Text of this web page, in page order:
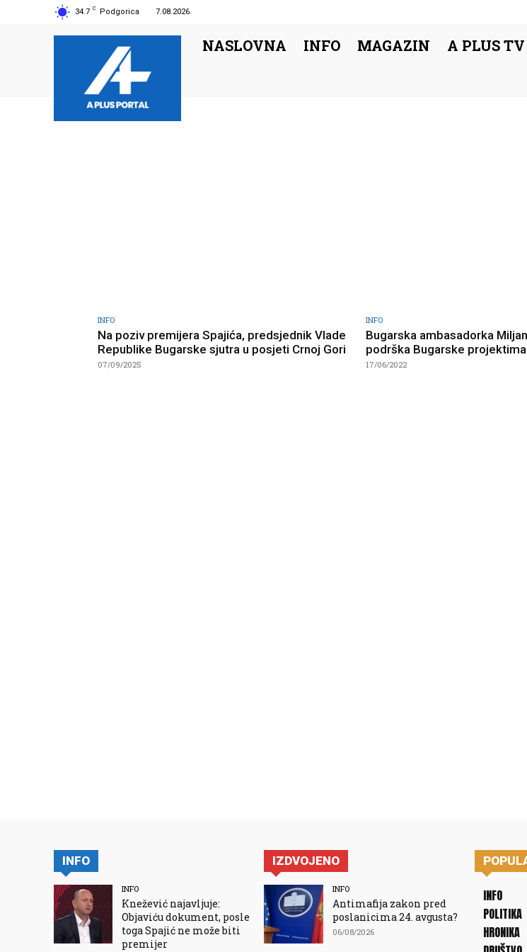
34.7 C Podgorica 7.08.2026.
NASLOVNA INFO MAGAZIN A PLUS TV
INFO
Na poziv premijera Spajića, predsjednik Vlade
Republike Bugarske sjutra u posjeti Crnoj Gori
07/09/2025
INFO
Bugarska ambasadorka
podrška Bugarske projektima
17/06/2022
INFO
INFO
Knežević najavljuje:
Objaviću dokument, posle
toga Spajić ne može biti
premijer
IZDVOJENO
INFO
Antimafija zakon pred
poslanicima 24. avgusta?
06/08/2026
INFO
POLITIKA
HRONIKA